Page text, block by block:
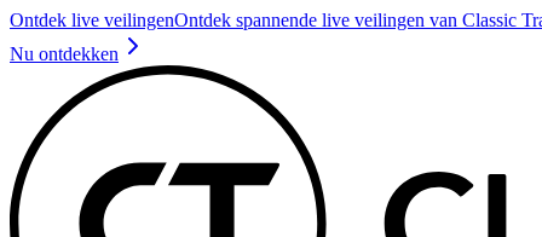
Ontdek live veilingenOntdek spannende live veilingen van Classic
Nu ontdekken